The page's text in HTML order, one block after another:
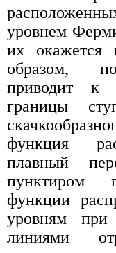
уровнем
их окажется
образом,
приводит к
границы
функция
плавный
пунктиром
функции
уровням
линиями